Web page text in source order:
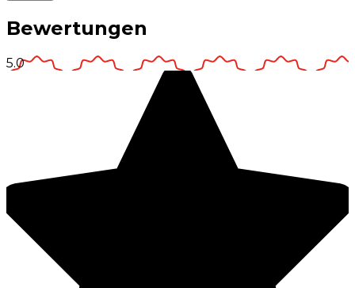
Bewertungen
5.0